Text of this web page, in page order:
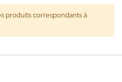
produits correspondants à